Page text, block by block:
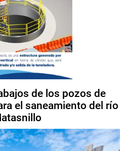
de los pozos de
el saneamiento del río